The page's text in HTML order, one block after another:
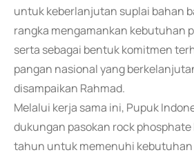
untuk keberlanjutan suplai bahan
rangka mengamankan kebutuhan
serta sebagai bentuk komitmen
pangan nasional yang
disampaikan Rahmad.
Melalui kerja sama ini, Pupuk
dukungan pasokan rock
tahun untuk memenuhi kebutuhan